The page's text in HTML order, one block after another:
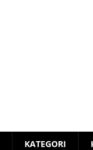
KATEGORI